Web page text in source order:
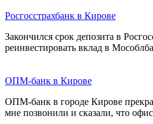
Росгосстрахбанк в Кирове
Закончился срок депозита в
реинвестировать вклад в
ОПМ-банк в Кирове
ОПМ-банк в городе Кирове
мне позвонили и сказали, что